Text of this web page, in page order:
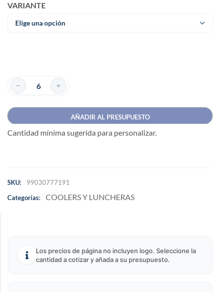
VARIANTE
AÑADIR AL PRESUPUESTO
Cantidad mínima sugerida para personalizar.
SKU:
99030777191
Categorías:
COOLERS Y LUNCHERAS
Los precios de página no incluyen logo. Seleccione la
cantidad a cotizar y añada a su presupuesto.